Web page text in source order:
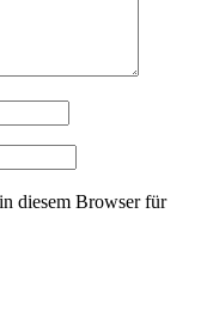
diesem Browser für